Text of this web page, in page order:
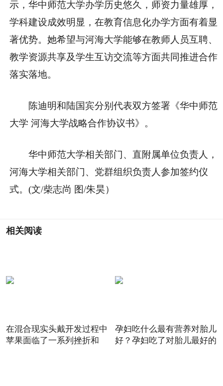
示，华中师范大学办学历史悠久，师资力量雄厚，
学科建设成效明显，在教育信息化办学方面有着显
著优势。她希望与河海大学能够在教师人员互聘、
教学资源共享及学生互访交流等方面共同推进合作
落实落地。
陈迪明和陆国宾分别代表双方签署《华中师范
大学 河海大学战略合作协议书》。
华中师范大学相关部门、直附属单位负责人，
河海大学相关部门、党群组织负责人参加签约仪
式。(文/柴志尚 图/朱昊）
相关阅读
在混合现实头戴开发过程中
苹果面临了一系列挫折和
孕妇吃什么最有营养对胎儿
好？孕妇吃了对胎儿最好的